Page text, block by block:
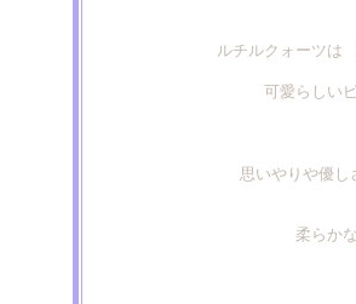
ルチルクォーツは
可愛らしい
思いやりや優
柔らか